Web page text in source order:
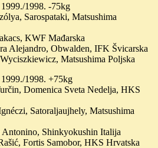
1998. -75kg
Sarospataki, Matsushima
KWF Mađarska
Alejandro, Obwalden, IFK Švicarska
Matsushima Poljska
1998. +75kg
Domenica Sveta Nedelja, HKS
Satoraljaujhely, Matsushima
Antonino, Shinkyokushin Italija
Fortis Samobor, HKS Hrvatska